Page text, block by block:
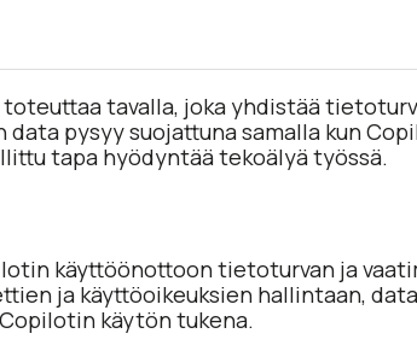
tavalla, joka yhdistää
pysyy suojattuna samalla kun
tapa hyödyntää tekoälyä työssä.
käyttöönottoon tietoturvan ja
ja käyttöoikeuksien hallintaan,
käytön tukena.